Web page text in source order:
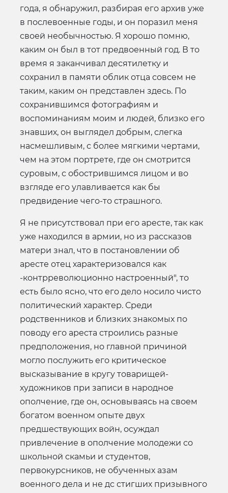
года, я обнаружил, разбирая его архив уже
в послевоенные годы, и он поразил меня
своей необычностью. Я хорошо помню,
каким он был в тот предвоенный год. В то
время я заканчивал десятилетку и
сохранил в памяти облик отца совсем не
таким, каким он представлен здесь. По
сохранившимся фотографиям и
воспоминаниям моим и людей, близко его
знавших, он выглядел добрым, слегка
насмешливым, с более мягкими чертами,
чем на этом портрете, где он смотрится
суровым, с обострившимся лицом и во
взгляде его улавливается как бы
предвидение чего-то страшного.
Я не присутствовал при его аресте, так как
уже находился в армии, но из рассказов
матери знал, что в постановлении об
аресте отец характеризовался как
-контрреволюционно настроенный", то
есть было ясно, что его дело носило чисто
политический характер. Среди
родственников и близких знакомых по
поводу его ареста строились разные
предположения, но главной причиной
могло послужить его критическое
высказывание в кругу товарищей-
художников при записи в народное
ополчение, где он, основываясь на своем
богатом военном опыте двух
предшествующих войн, осуждал
привлечение в ополчение молодежи со
школьной скамьи и студентов,
первокурсников, не обученных азам
военного дела и не дс стигших призывного